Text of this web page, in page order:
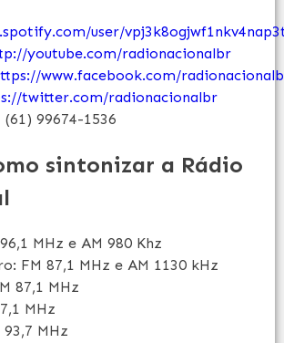
user/
youtube.com/radionacionalbr
www.facebook.com/
twitter.com/radionacionalbr
(61) 99674-1536
sintonizar a Rádio
MHz e AM 980 Khz
FM 87,1 MHz e AM 1130 kHz
87,1 MHz
MHz
93,7 MHz